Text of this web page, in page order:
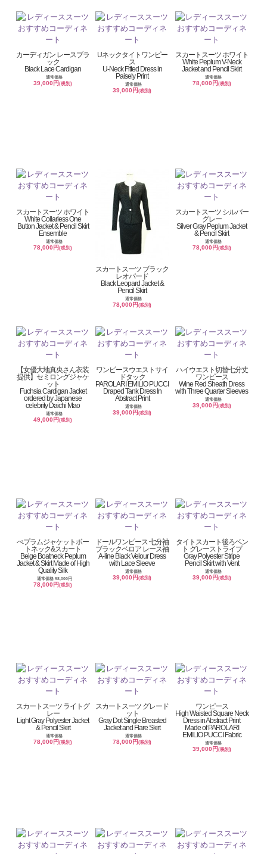
カーディガン レースブラ
ック
Black Lace Cardigan
通常価格
39,000円(税別)
Uネックタイトワンピー
ス
U-Neck Fitted Dress in
Paisely Print
通常価格
39,000円(税別)
スカートスーツ ホワイト
White Peplum V-Neck
Jacket and Pencil Skirt
通常価格
78,000円 (税別)
スカートスーツ ホワイト
White Collarless One
Button Jacket & Pencil Skirt
Ensemble
通常価格
78,000円(税別)
スカートスーツ ブラック
レオパード
Black Leopard Jacket &
Pencil Skirt
通常価格
78,000円(税別)
スカートスーツ シルバー
グレー
Silver Gray Peplum Jacket
& Pencil Skirt
通常価格
78,000円 (税別)
【女優大地真央さん衣装
提供】セミロングジャケ
ット
Fuchsia Cardigan Jacket
ordered by Japanese
celebrity Daichi Mao
通常価格
49,000円(税別)
ワンピースウエストサイ
ドタック
PAROLARI EMILIO PUCCI
Draped Tank Dress In
Abstract Print
通常価格
39,000円(税別)
ハイウエスト切替七分丈
ワンピース
Wine Red Sheath Dress
with Three Quarter Sleeves
通常価格
39,000円 (税別)
ぺプラムジャケットボー
トネック&スカート
Beige Boatneck Peplum
Jacket & Skirt Made of High
Quality Silk
通常価格 98,000円
78,000円(税別)
ドールワンピース 七分袖
ブラックベロア レース袖
A-line Black Velour Dress
with Lace Sleeve
通常価格
39,000円(税別)
タイトスカート後ろベン
ト グレーストライプ
Gray Polyester Stripe
Pencil Skirt with Vent
通常価格
39,000円 (税別)
スカートスーツ ライトグ
レー
Light Gray Polyester Jacket
& Pencil Skirt
通常価格
78,000円(税別)
スカートスーツ グレード
ット
Gray Dot Single Breasted
Jacket and Flare Skirt
通常価格
78,000円(税別)
ワンピース
High Waisted Square Neck
Dress in Abstract Print
Made of PAROLARI
EMILIO PUCCI Fabric
通常価格
39,000円 (税別)